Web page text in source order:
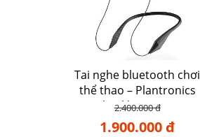
Tai nghe bluetooth chơi
thể thao – Plantronics
backbeat 105
2.400.000 đ
1.900.000 đ